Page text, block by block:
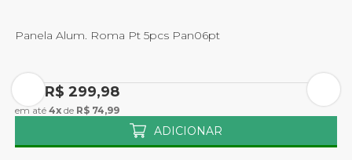
Panela Alum. Roma Pt 5pcs Pan06pt
Por R$ 299,98
em até 4x de R$ 74,99
ADICIONAR